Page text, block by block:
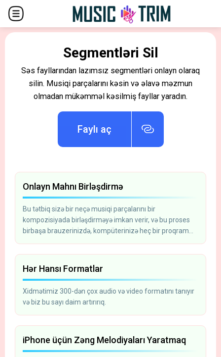
Segmentləri Sil
Səs fayllarından lazımsız segmentləri onlayn olaraq
silin. Musiqi parçalarını kəsin və əlavə məzmun
olmadan mükəmməl kəsilmiş fayllar yaradın.
Faylı aç
Onlayn Mahnı Birləşdirmə
Bu tətbiq sizə bir neçə musiqi parçalarını bir
kompozisiyada birləşdirməyə imkan verir, və bu proses
birbaşa brauzerinizdə, kompüterinizə heç bir proqram
Hər Hansı Formatlar
Xidmətimiz 300-dən çox audio və video formatını tanıyır
və biz bu sayı daim artırırıq.
iPhone üçün Zəng Melodiyaları Yaratmaq